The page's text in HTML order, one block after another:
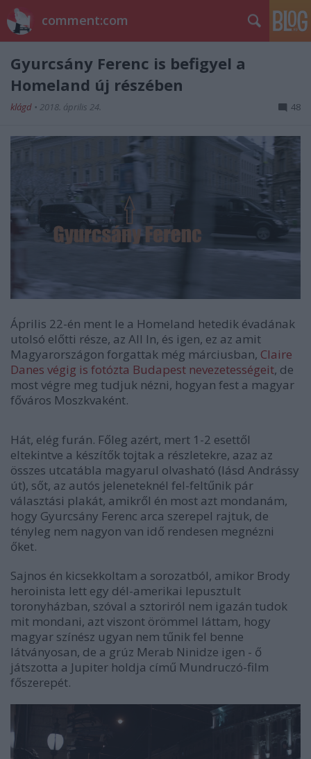
comment:com
Gyurcsány Ferenc is befigyel a
Homeland új részében
klágd • 2018. április 24. 48
Április 22-én ment le a Homeland hetedik évadának
utolsó előtti része, az All In, és igen, ez az amit
Magyarországon forgattak még márciusban, Claire
Danes végig is fotózta Budapest nevezetességeit, de
most végre meg tudjuk nézni, hogyan fest a magyar
főváros Moszkvaként.
Hát, elég furán. Főleg azért, mert 1-2 esettől
eltekintve a készítők tojtak a részletekre, azaz az
összes utcatábla magyarul olvasható (lásd Andrássy
út), sőt, az autós jeleneteknél fel-feltűnik pár
választási plakát, amikről én most azt mondanám,
hogy Gyurcsány Ferenc arca szerepel rajtuk, de
tényleg nem nagyon van idő rendesen megnézni
őket.
Sajnos én kicsekkoltam a sorozatból, amikor Brody
heroinista lett egy dél-amerikai lepusztult
toronyházban, szóval a sztoriról nem igazán tudok
mit mondani, azt viszont örömmel láttam, hogy
magyar színész ugyan nem tűnik fel benne
látványosan, de a grúz Merab Ninidze igen - ő
játszotta a Jupiter holdja című Mundruczó-film
főszerepét.